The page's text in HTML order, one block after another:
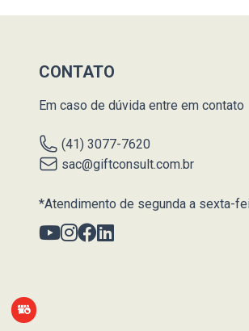
CONTATO
Em caso de dúvida entre em contato
(41) 3077-7620
sac@giftconsult.com.br
*Atendimento de segunda a sexta-